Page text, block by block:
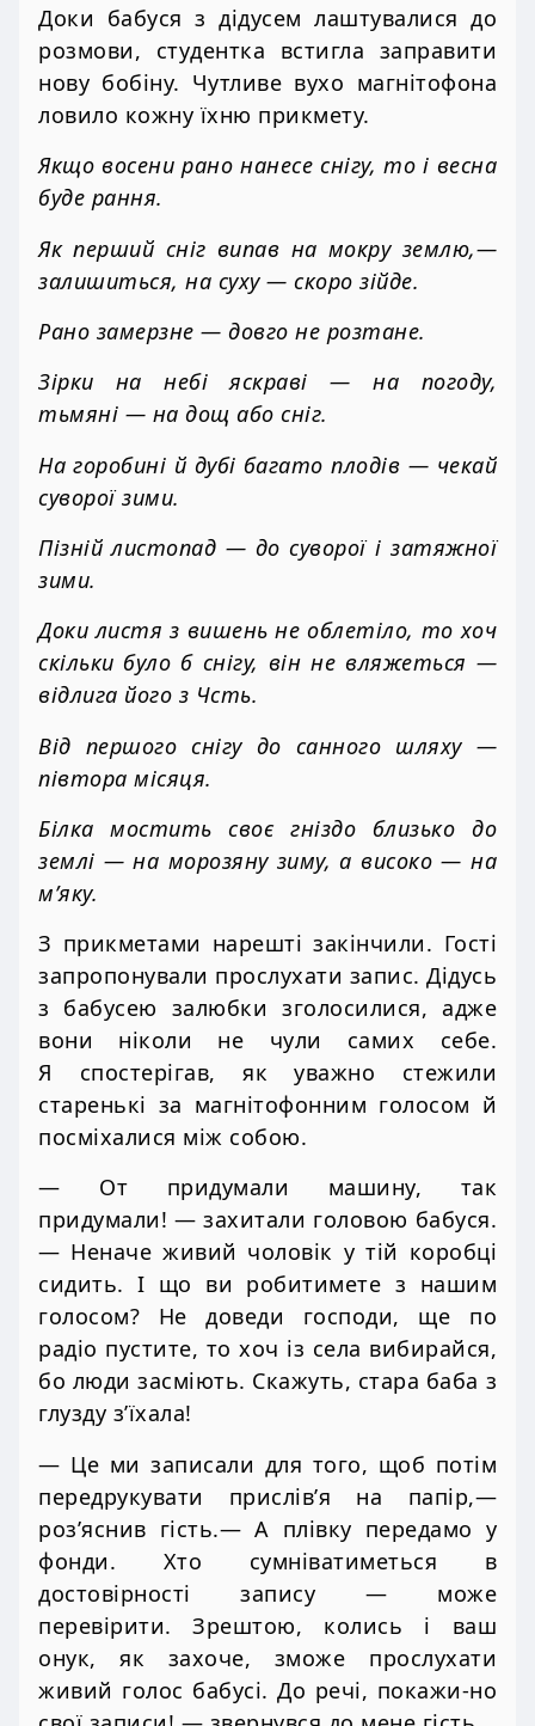
Доки бабуся з дідусем лаштувалися до
розмови, студентка встигла заправити
нову бобіну. Чутливе вухо магнітофона
ловило кожну їхню прикмету.
Якщо восени рано нанесе снігу, то і весна
буде рання.
Як перший сніг випав на мокру землю,—
залишиться, на суху — скоро зійде.
Рано замерзне — довго не розтане.
Зірки на небі яскраві — на погоду,
тьмяні — на дощ або сніг.
На горобині й дубі багато плодів — чекай
суворої зими.
Пізній листопад — до суворої і затяжної
зими.
Доки листя з вишень не облетіло, то хоч
скільки було б снігу, він не вляжеться —
відлига його з Чсть.
Від першого снігу до санного шляху —
півтора місяця.
Білка мостить своє гніздо близько до
землі — на морозяну зиму, а високо — на
м’яку.
З прикметами нарешті закінчили. Гості
запропонували прослухати запис. Дідусь
з бабусею залюбки зголосилися, адже
вони ніколи не чули самих себе.
Я спостерігав, як уважно стежили
старенькі за магнітофонним голосом й
посміхалися між собою.
— От придумали машину, так
придумали! — захитали головою бабуся.
— Неначе живий чоловік у тій коробці
сидить. І що ви робитимете з нашим
голосом? Не доведи господи, ще по
радіо пустите, то хоч із села вибирайся,
бо люди засміють. Скажуть, стара баба з
глузду з’їхала!
— Це ми записали для того, щоб потім
передрукувати прислів’я на папір,—
роз’яснив гість.— А плівку передамо у
фонди. Хто сумніватиметься в
достовірності запису — може
перевірити. Зрештою, колись і ваш
онук, як захоче, зможе прослухати
живий голос бабусі. До речі, покажи-но